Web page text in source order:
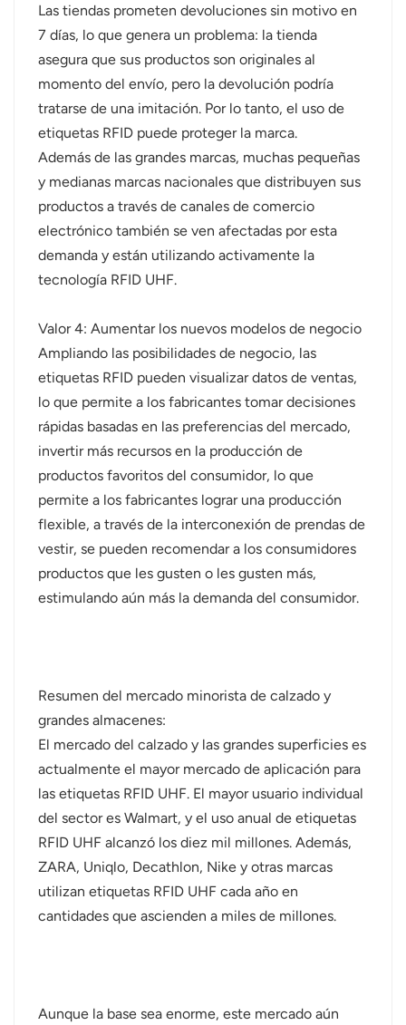
Las tiendas prometen devoluciones sin motivo en
7 días, lo que genera un problema: la tienda
asegura que sus productos son originales al
momento del envío, pero la devolución podría
tratarse de una imitación. Por lo tanto, el uso de
etiquetas RFID puede proteger la marca.
Además de las grandes marcas, muchas pequeñas
y medianas marcas nacionales que distribuyen sus
productos a través de canales de comercio
electrónico también se ven afectadas por esta
demanda y están utilizando activamente la
tecnología RFID UHF.
Valor 4: Aumentar los nuevos modelos de negocio
Ampliando las posibilidades de negocio, las
etiquetas RFID pueden visualizar datos de ventas,
lo que permite a los fabricantes tomar decisiones
rápidas basadas en las preferencias del mercado,
invertir más recursos en la producción de
productos favoritos del consumidor, lo que
permite a los fabricantes lograr una producción
flexible, a través de la interconexión de prendas de
vestir, se pueden recomendar a los consumidores
productos que les gusten o les gusten más,
estimulando aún más la demanda del consumidor.
Resumen del mercado minorista de calzado y
grandes almacenes:
El mercado del calzado y las grandes superficies es
actualmente el mayor mercado de aplicación para
las etiquetas RFID UHF. El mayor usuario individual
del sector es Walmart, y el uso anual de etiquetas
RFID UHF alcanzó los diez mil millones. Además,
ZARA, Uniqlo, Decathlon, Nike y otras marcas
utilizan etiquetas RFID UHF cada año en
cantidades que ascienden a miles de millones.
Aunque la base sea enorme, este mercado aún